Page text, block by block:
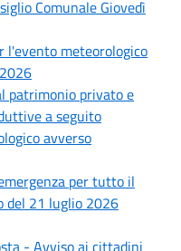
Comunale Giovedì
l'evento meteorologico
patrimonio privato e
a seguito
avverso
per tutto il
del 21 luglio 2026
- Avviso ai cittadini